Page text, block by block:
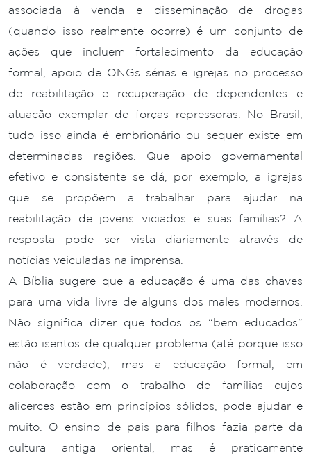
associada à venda e disseminação de drogas
(quando isso realmente ocorre) é um conjunto de
ações que incluem fortalecimento da educação
formal, apoio de ONGs sérias e igrejas no processo
de reabilitação e recuperação de dependentes e
atuação exemplar de forças repressoras. No Brasil,
tudo isso ainda é embrionário ou sequer existe em
determinadas regiões. Que apoio governamental
efetivo e consistente se dá, por exemplo, a igrejas
que se propõem a trabalhar para ajudar na
reabilitação de jovens viciados e suas famílias? A
resposta pode ser vista diariamente através de
notícias veiculadas na imprensa.
A Bíblia sugere que a educação é uma das chaves
para uma vida livre de alguns dos males modernos.
Não significa dizer que todos os “bem educados”
estão isentos de qualquer problema (até porque isso
não é verdade), mas a educação formal, em
colaboração com o trabalho de famílias cujos
alicerces estão em princípios sólidos, pode ajudar e
muito. O ensino de pais para filhos fazia parte da
cultura antiga oriental, mas é praticamente